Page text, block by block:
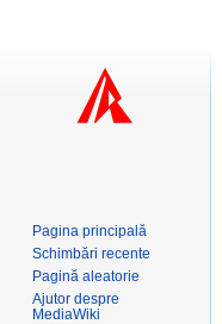
Pagina principală
Schimbări recente
Pagină aleatorie
Ajutor despre
MediaWiki